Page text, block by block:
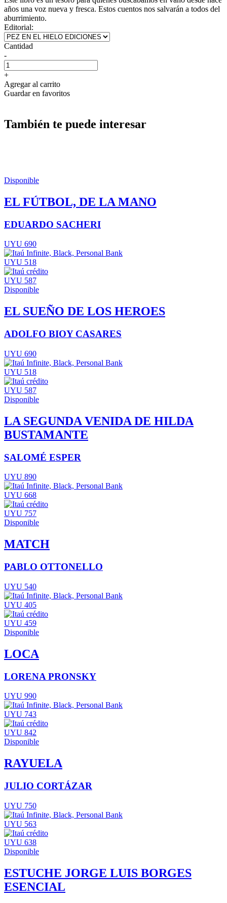
años una voz nueva y fresca. Estos cuentos nos salvarán a todos del
aburrimiento.
Editorial:
Cantidad
-
+
Agregar al carrito
Guardar en favoritos
También te puede interesar
Disponible
EL FÚTBOL, DE LA MANO
EDUARDO SACHERI
UYU 690
UYU 518
UYU 587
Disponible
EL SUEÑO DE LOS HEROES
ADOLFO BIOY CASARES
UYU 690
UYU 518
UYU 587
Disponible
LA SEGUNDA VENIDA DE HILDA
BUSTAMANTE
SALOMÉ ESPER
UYU 890
UYU 668
UYU 757
Disponible
MATCH
PABLO OTTONELLO
UYU 540
UYU 405
UYU 459
Disponible
LOCA
LORENA PRONSKY
UYU 990
UYU 743
UYU 842
Disponible
RAYUELA
JULIO CORTÁZAR
UYU 750
UYU 563
UYU 638
Disponible
ESTUCHE JORGE LUIS BORGES
ESENCIAL